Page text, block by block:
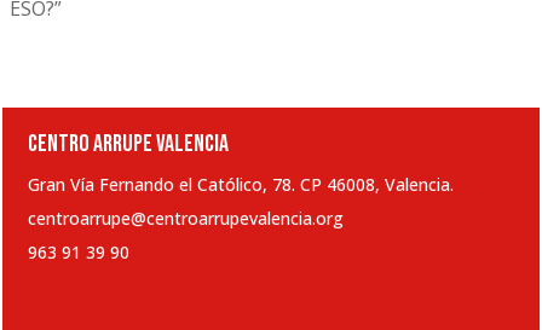
ESO?”
CENTRO ARRUPE VALENCIA
Gran Vía Fernando el Católico, 78. CP 46008, Valencia.
centroarrupe@centroarrupevalencia.org
963 91 39 90